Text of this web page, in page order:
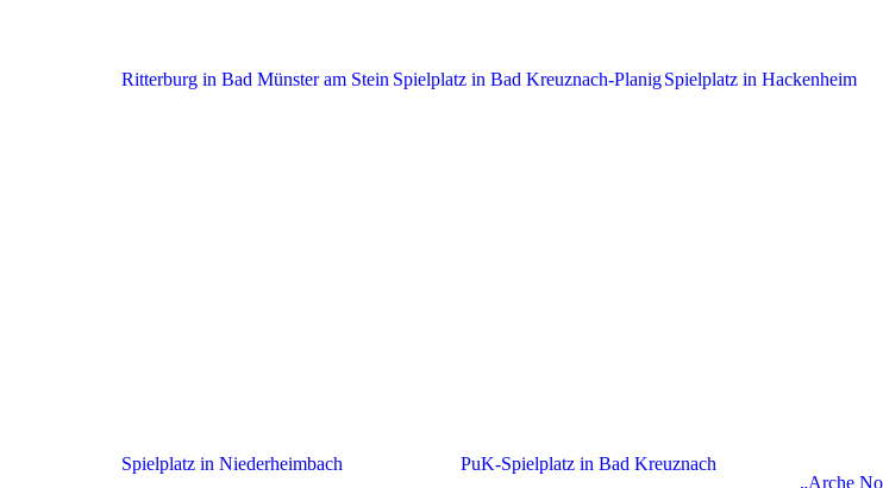
Ritterburg in Bad Münster am Stein Spielplatz in Bad Kreuznach-PlanigSpielplatz in Hackenheim
Spielplatz in Niederheimbach
PuK-Spielplatz in Bad Kreuznach
„Arche